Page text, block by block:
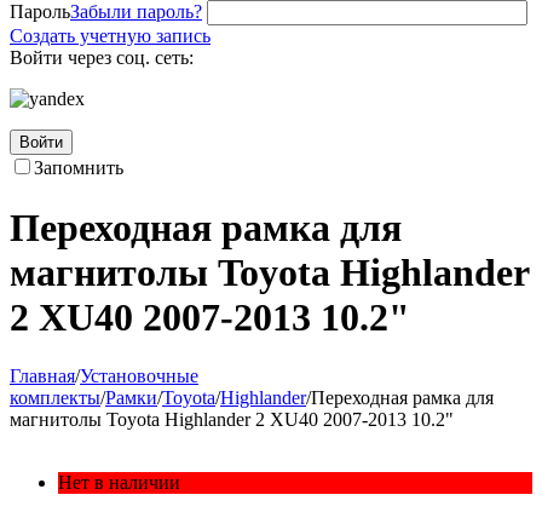
ПарольЗабыли пароль?
Создать учетную запись
Войти через соц. сеть:
Войти
Запомнить
Переходная рамка для
магнитолы Toyota Highlander
2 XU40 2007-2013 10.2"
Главная/Установочные
комплекты/Рамки/Toyota/Highlander/Переходная рамка для
магнитолы Toyota Highlander 2 XU40 2007-2013 10.2"
Нет в наличии